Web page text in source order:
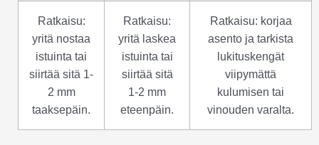
Ratkaisu:
yritä nostaa
istuinta tai
siirtää sitä 1-
2 mm
taaksepäin.
Ratkaisu:
yritä laskea
istuinta tai
siirtää sitä
1-2 mm
eteenpäin.
Ratkaisu: korjaa
asento ja tarkista
lukituskengät
viipymättä
kulumisen tai
vinouden varalta.